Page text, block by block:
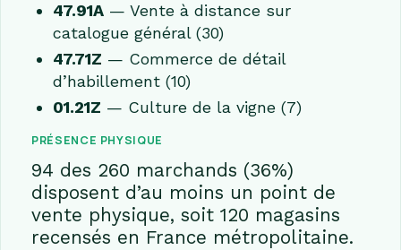
47.91A — Vente à distance sur
catalogue général (30)
47.71Z — Commerce de détail
d’habillement (10)
01.21Z — Culture de la vigne (7)
PRÉSENCE PHYSIQUE
94 des 260 marchands (36%)
disposent d’au moins un point de
vente physique, soit 120 magasins
recensés en France métropolitaine.